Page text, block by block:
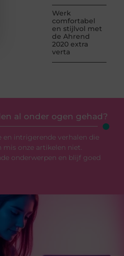
Werk
comfortabel
en stijlvol met
de Ahrend
2020 extra
verta
al onder ogen gehad?
en intrigerende verhalen die
mis onze artikelen niet.
onderwerpen en blijf goed